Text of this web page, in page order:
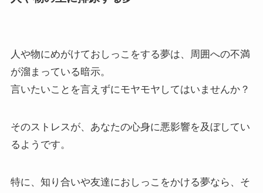
人や物にめがけておしっこをする夢は、周囲への不満
が溜まっている暗示。
言いたいことを言えずにモヤモヤしてはいませんか？
そのストレスが、あなたの心身に悪影響を及ぼしてい
るようです。
特に、知り合いや友達におしっこをかける夢なら、そ